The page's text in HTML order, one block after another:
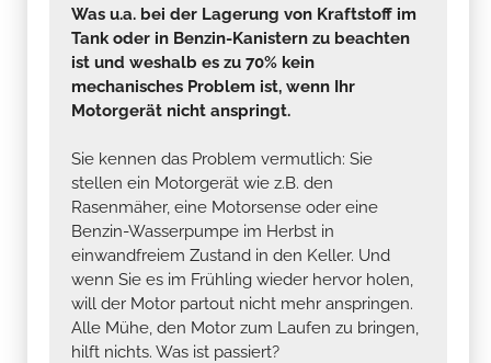
Was u.a. bei der Lagerung von Kraftstoff im
Tank oder in Benzin-Kanistern zu beachten
ist und weshalb es zu 70% kein
mechanisches Problem ist, wenn Ihr
Motorgerät nicht anspringt.
Sie kennen das Problem vermutlich: Sie
stellen ein Motorgerät wie z.B. den
Rasenmäher, eine Motorsense oder eine
Benzin-Wasserpumpe im Herbst in
einwandfreiem Zustand in den Keller. Und
wenn Sie es im Frühling wieder hervor holen,
will der Motor partout nicht mehr anspringen.
Alle Mühe, den Motor zum Laufen zu bringen,
hilft nichts. Was ist passiert?